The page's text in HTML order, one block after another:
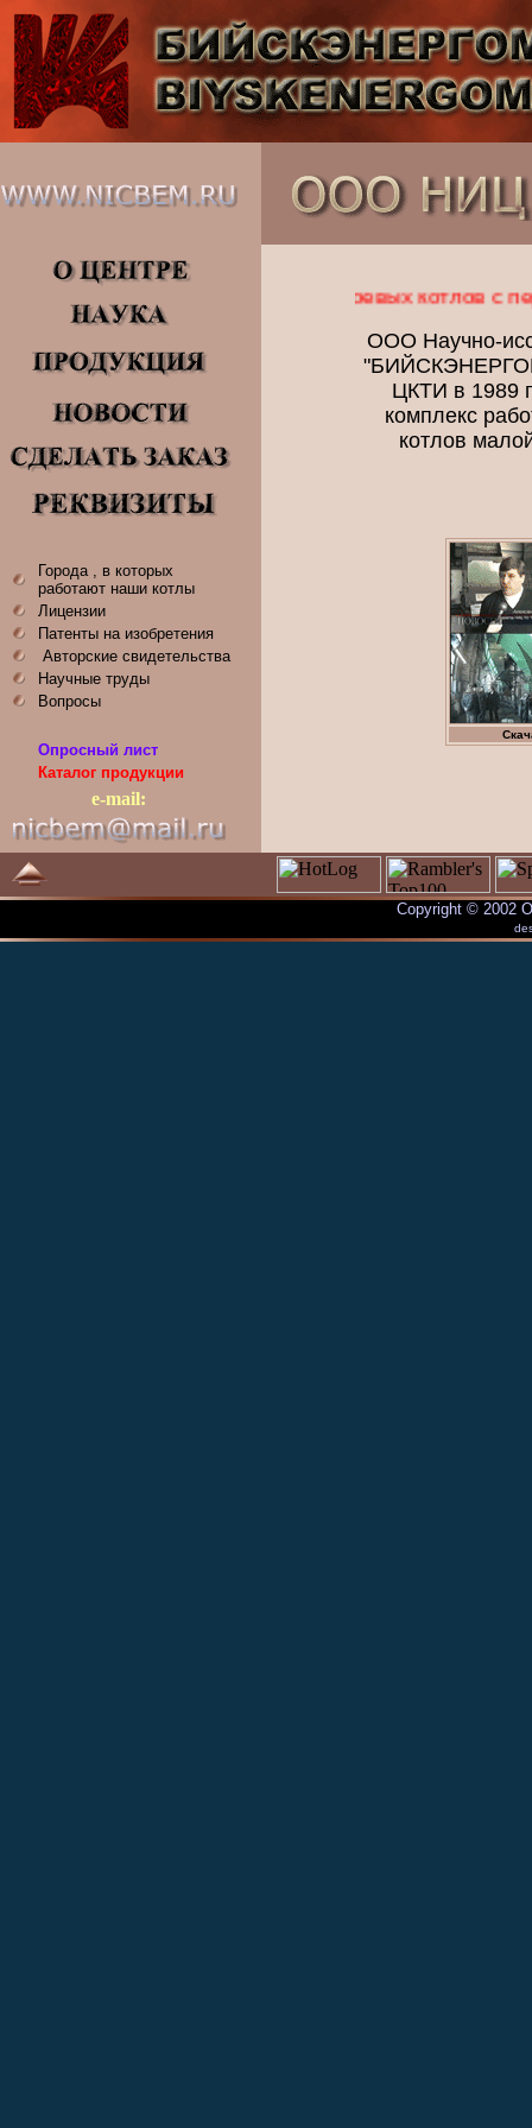
Города , в которых
работают наши котлы
Лицензии
Патенты на изобретения
Авторские свидетельства
Научные труды
Вопросы
Опросный лист
Каталог продукции
e-mail:
газомазутных и слоевых котлов с
ООО Научно-
ЦКТИ в 1989
комплекс
котлов
Copyright ©